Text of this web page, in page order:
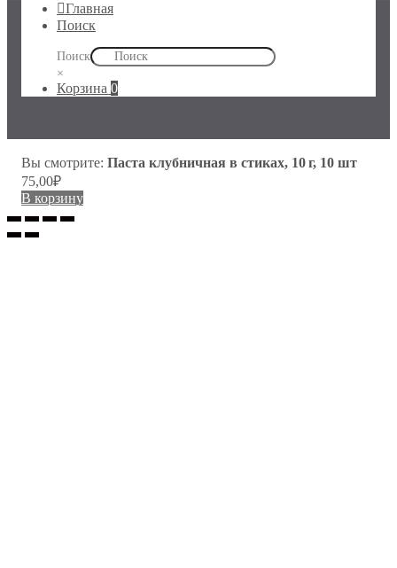
Главная
Поиск
Поиск
×
Корзина 0
Вы смотрите: Паста клубничная в стиках, 10 г, 10 шт
75,00₽
В корзину